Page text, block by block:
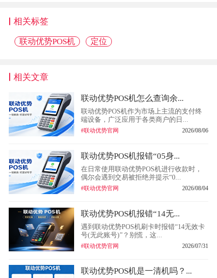
相关标签
联动优势POS机 定位
相关文章
联动优势POS机怎么查询余...
联动优势POS机作为市场上主流的支付终
端设备，广泛应用于各类商户的日...
#联动优势官网 2026/08/06
联动优势POS机报错“05身...
在日常使用联动优势POS机进行收款时，
偶尔会遇到交易被拒绝并提示“0...
#联动优势官网 2026/08/04
联动优势POS机报错“14无...
遇到联动优势POS机刷卡时报错“14无效卡
号(无此账号)”？别慌，这...
#联动优势官网 2026/07/31
联动优势POS机是一清机吗？...